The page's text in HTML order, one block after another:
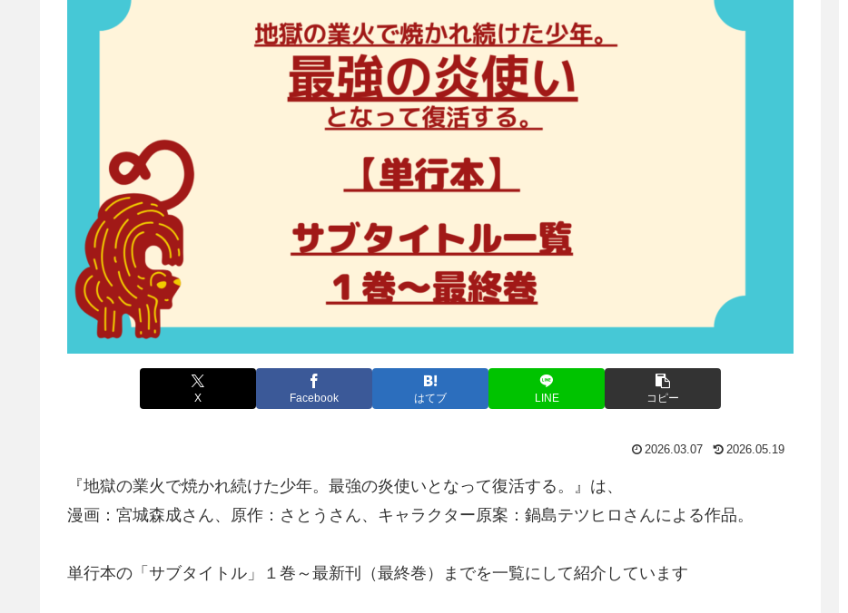
X Facebook はてブ LINE コピー
2026.03.07 2026.05.19
『地獄の業火で焼かれ続けた少年。最強の炎使いとなって復活する。』は、
漫画：宮城森成さん、原作：さとうさん、キャラクター原案：鍋島テツヒロさんによる作品。
単行本の「サブタイトル」１巻～最新刊（最終巻）までを一覧にして紹介しています